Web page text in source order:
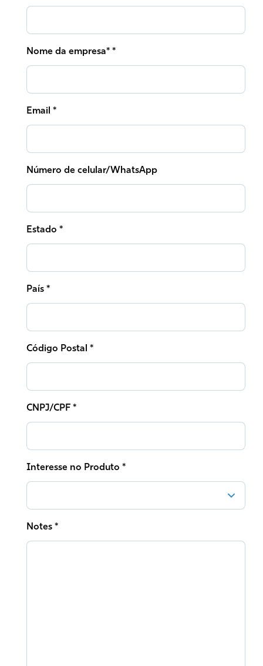
Nome da empresa* *
Email *
Número de celular/WhatsApp
Estado *
País *
Código Postal *
CNPJ/CPF *
Interesse no Produto *
Notes *